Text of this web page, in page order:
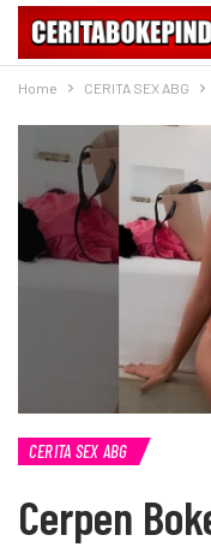
Home CERITA SEX ABG
CERITA SEX ABG
Cerpen